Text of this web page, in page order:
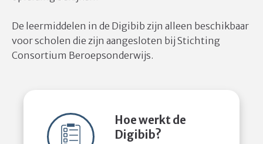
Hoe werkt de
Digibib?
De leermiddelen in de Digibib zijn alleen beschikbaar
voor scholen die zijn aangesloten bij Stichting
Consortium Beroepsonderwijs.